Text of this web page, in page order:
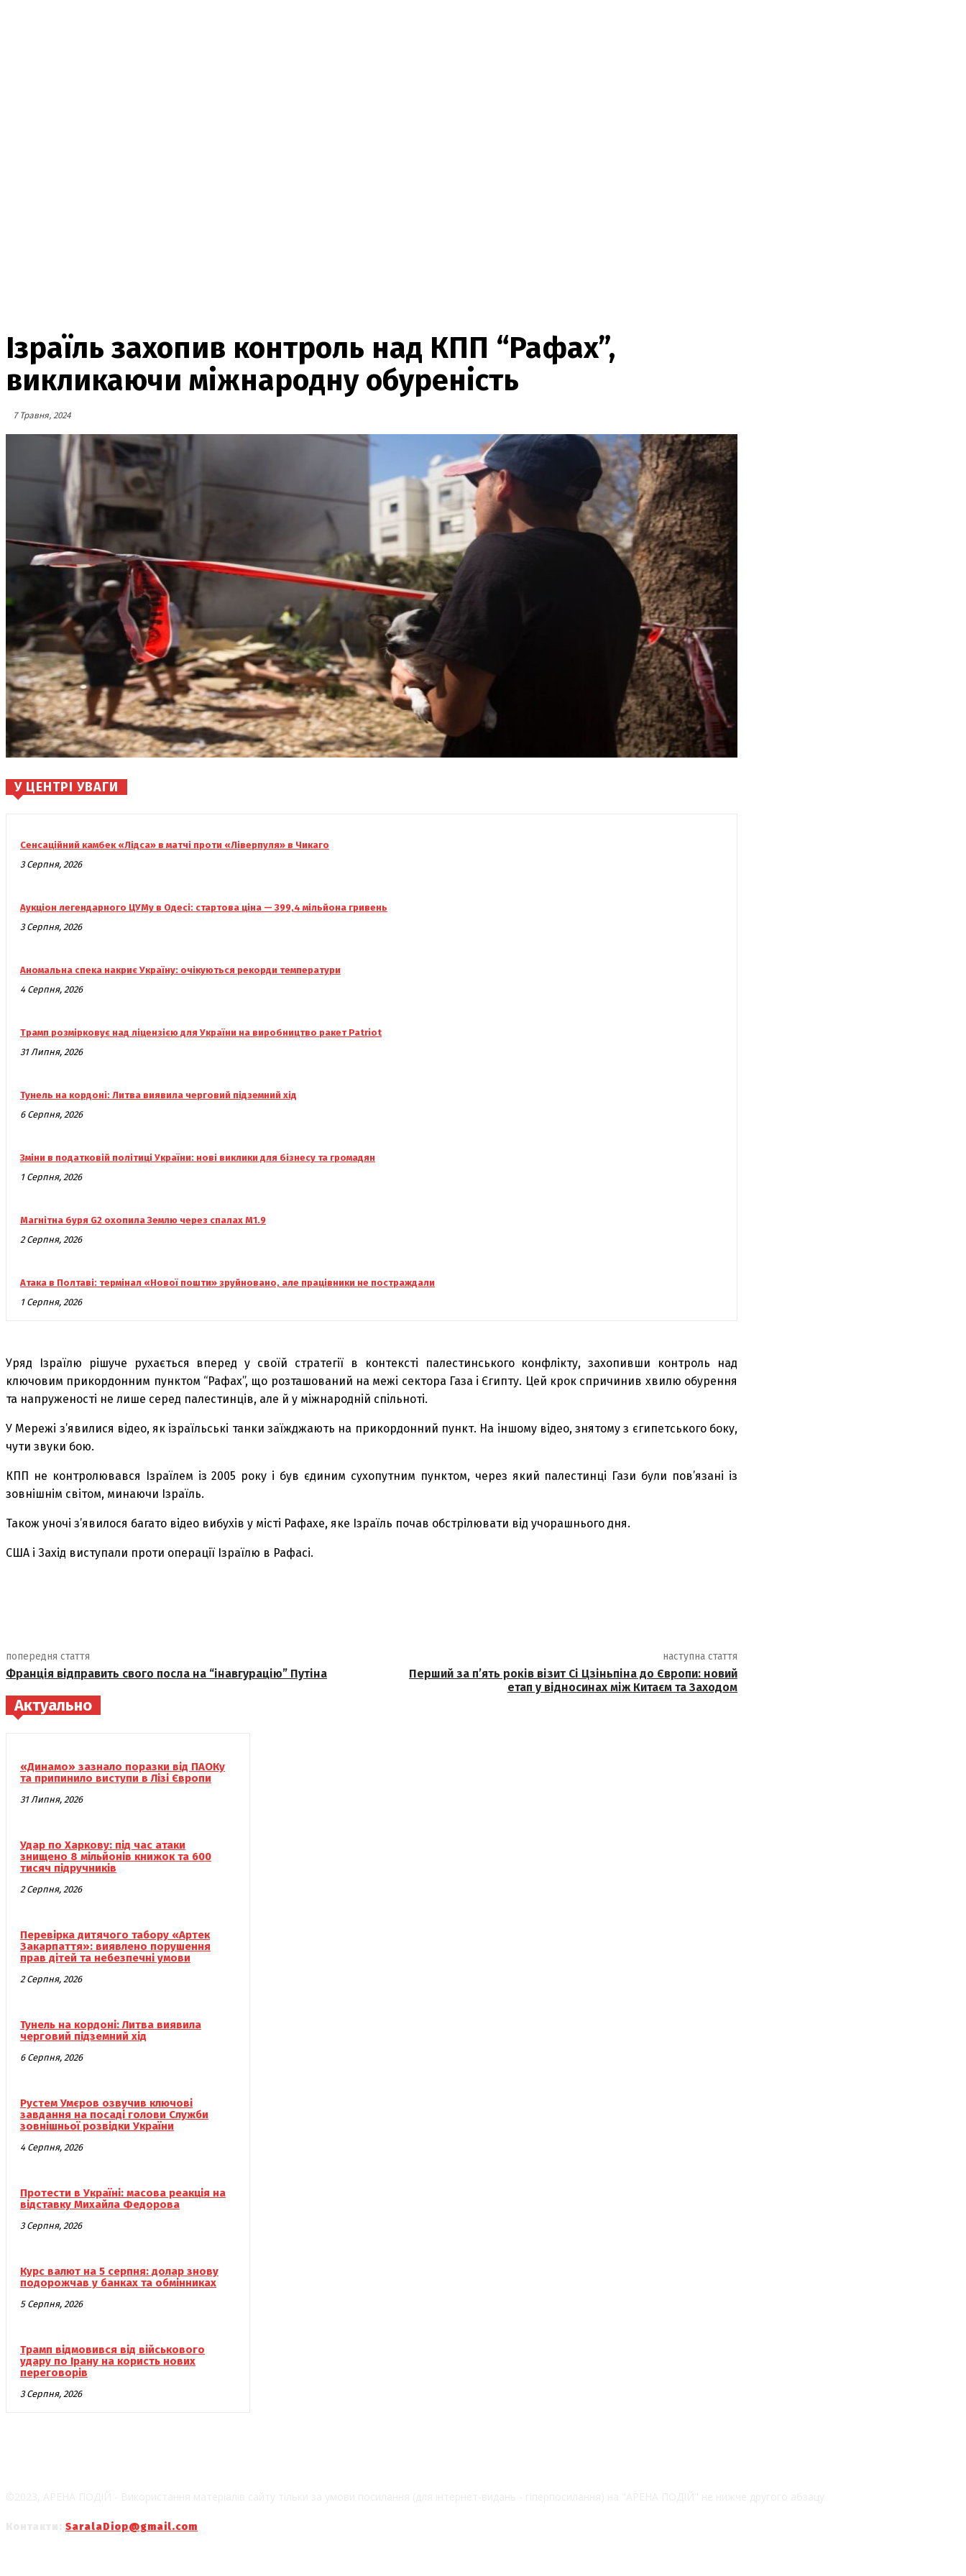
Ізраїль захопив контроль над КПП “Рафах”,
викликаючи міжнародну обуреність
7 Травня, 2024
У ЦЕНТРІ УВАГИ
Сенсаційний камбек «Лідса» в матчі проти «Ліверпуля» в Чикаго
3 Серпня, 2026
Аукціон легендарного ЦУМу в Одесі: стартова ціна — 399,4 мільйона гривень
3 Серпня, 2026
Аномальна спека накриє Україну: очікуються рекорди температури
4 Серпня, 2026
Трамп розмірковує над ліцензією для України на виробництво ракет Patriot
31 Липня, 2026
Тунель на кордоні: Литва виявила черговий підземний хід
6 Серпня, 2026
Зміни в податковій політиці України: нові виклики для бізнесу та громадян
1 Серпня, 2026
Магнітна буря G2 охопила Землю через спалах M1.9
2 Серпня, 2026
Атака в Полтаві: термінал «Нової пошти» зруйновано, але працівники не постраждали
1 Серпня, 2026
Уряд Ізраїлю рішуче рухається вперед у своїй стратегії в контексті палестинського конфлікту, захопивши контроль над
ключовим прикордонним пунктом “Рафах”, що розташований на межі сектора Газа і Єгипту. Цей крок спричинив хвилю обурення
та напруженості не лише серед палестинців, але й у міжнародній спільноті.
У Мережі з’явилися відео, як ізраїльські танки заїжджають на прикордонний пункт. На іншому відео, знятому з єгипетського боку,
чути звуки бою.
КПП не контролювався Ізраїлем із 2005 року і був єдиним сухопутним пунктом, через який палестинці Гази були пов’язані із
зовнішнім світом, минаючи Ізраїль.
Також уночі з’явилося багато відео вибухів у місті Рафахе, яке Ізраїль почав обстрілювати від учорашнього дня.
США і Захід виступали проти операції Ізраїлю в Рафасі.
попередня стаття
Франція відправить свого посла на “інавгурацію” Путіна
наступна стаття
Перший за п’ять років візит Сі Цзіньпіна до Європи: новий
етап у відносинах між Китаєм та Заходом
Актуально
«Динамо» зазнало поразки від ПАОКу
та припинило виступи в Лізі Європи
31 Липня, 2026
Удар по Харкову: під час атаки
знищено 8 мільйонів книжок та 600
тисяч підручників
2 Серпня, 2026
Перевірка дитячого табору «Артек
Закарпаття»: виявлено порушення
прав дітей та небезпечні умови
2 Серпня, 2026
Тунель на кордоні: Литва виявила
черговий підземний хід
6 Серпня, 2026
Рустем Умєров озвучив ключові
завдання на посаді голови Служби
зовнішньої розвідки України
4 Серпня, 2026
Протести в Україні: масова реакція на
відставку Михайла Федорова
3 Серпня, 2026
Курс валют на 5 серпня: долар знову
подорожчав у банках та обмінниках
5 Серпня, 2026
Трамп відмовився від військового
удару по Ірану на користь нових
переговорів
3 Серпня, 2026
SaralaDiop@gmail.com